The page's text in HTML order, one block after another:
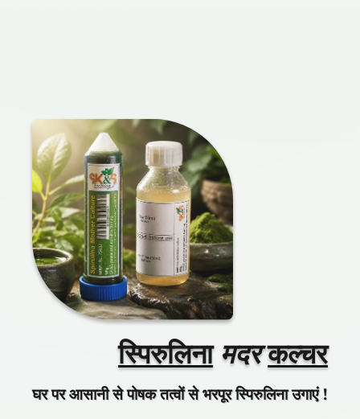
स्पिरुलिना मदरकल्चर
घर पर आसानी से पोषक तत्वों से भरपूर स्पिरुलिना उगाएं !